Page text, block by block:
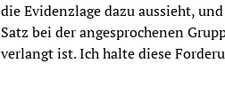
die Evidenzlage dazu aussieht,
Satz bei der angesprochenen
verlangt ist. Ich halte diese